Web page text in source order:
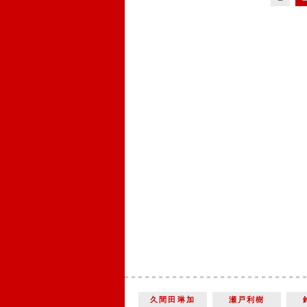
久間田琳加 瀬戸利樹